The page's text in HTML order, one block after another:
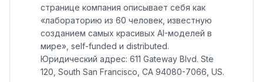
странице компания описывает себя как
«лабораторию из 60 человек, известную
созданием самых красивых AI-моделей в
мире», self-funded и distributed.
Юридический адрес: 611 Gateway Blvd. Ste
120, South San Francisco, CA 94080-7066, US.